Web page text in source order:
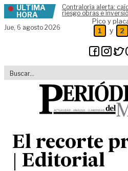
Skip to content
ÚLTIMA
HORA
Contraloría alerta:
riesgo obras e
Jue, 6 agosto 2026
Pico y
1 y 2
El recorte
| Editorial